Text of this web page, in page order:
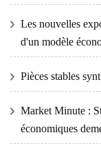
Les nouvelles
d'un modèle
Pièces stables
Market Minute :
économiques